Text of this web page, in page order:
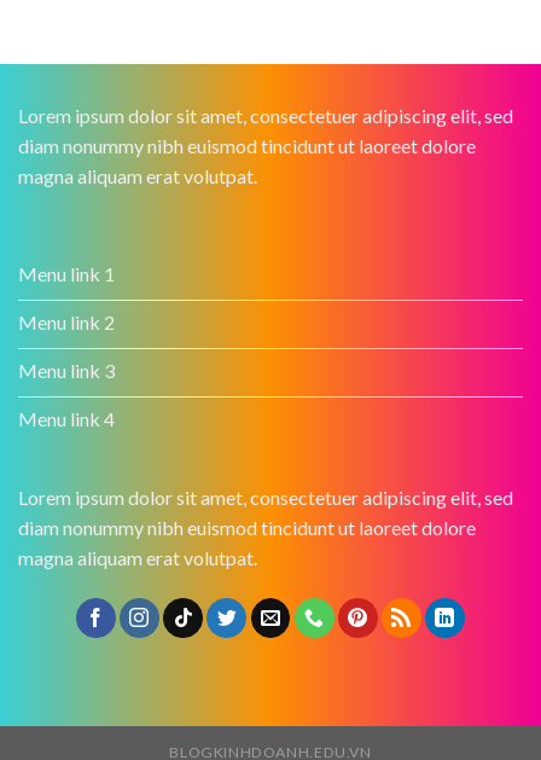
Lorem ipsum dolor sit amet, consectetuer adipiscing elit, sed
diam nonummy nibh euismod tincidunt ut laoreet dolore
magna aliquam erat volutpat.
Menu link 1
Menu link 2
Menu link 3
Menu link 4
Lorem ipsum dolor sit amet, consectetuer adipiscing elit, sed
diam nonummy nibh euismod tincidunt ut laoreet dolore
magna aliquam erat volutpat.
BLOGKINHDOANH.EDU.VN